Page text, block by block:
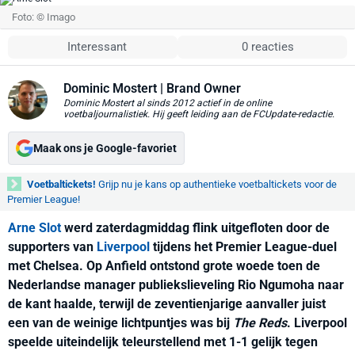
Foto: © Imago
Interessant 0 reacties
Dominic Mostert | Brand Owner
Dominic Mostert al sinds 2012 actief in de online
voetbaljournalistiek. Hij geeft leiding aan de FCUpdate-redactie.
Maak ons je Google-favoriet
Voetbaltickets! Grijp nu je kans op authentieke voetbaltickets voor de
Premier League!
Arne Slotwerd zaterdagmiddag flink uitgefloten door de
supporters van Liverpool tijdens het Premier League-duel
met Chelsea. Op Anfield ontstond grote woede toen de
Nederlandse manager publiekslieveling Rio Ngumoha naar
de kant haalde, terwijl de zeventienjarige aanvaller juist
een van de weinige lichtpuntjes was bij The Reds. Liverpool
speelde uiteindelijk teleurstellend met 1-1 gelijk tegen